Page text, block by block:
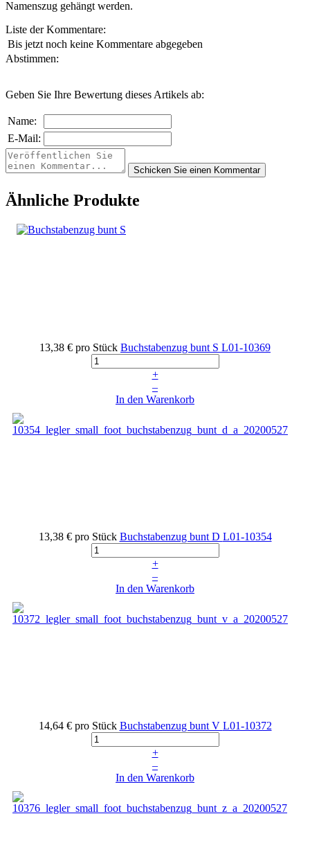
Namenszug gehängt werden.
Liste der Kommentare:
Bis jetzt noch keine Kommentare abgegeben
Abstimmen:
Geben Sie Ihre Bewertung dieses Artikels ab:
Name:
E-Mail:
Ähnliche Produkte
13,38 € pro Stück Buchstabenzug bunt S L01-10369
+
–
In den Warenkorb
13,38 € pro Stück Buchstabenzug bunt D L01-10354
+
–
In den Warenkorb
14,64 € pro Stück Buchstabenzug bunt V L01-10372
+
–
In den Warenkorb